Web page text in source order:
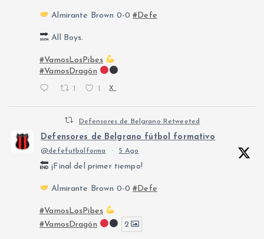
Almirante Brown 0-0#Defe
All Boys.
#VamosLosPibes
#VamosDragón
1 1 X
Defensores de Belgrano Retweeted
Defensores de Belgrano fútbol formativo
@defefutbolforma · 5 Ago
¡Final del primer tiempo!
Almirante Brown 0-0#Defe
#VamosLosPibes
#VamosDragón
2